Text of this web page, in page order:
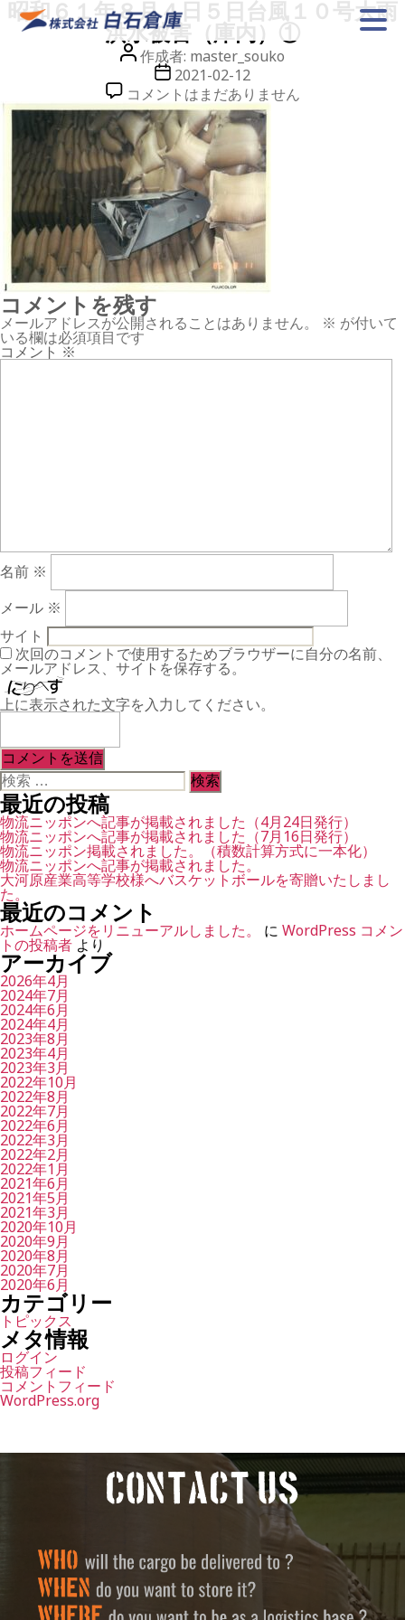
昭和６１年８月４日５日台風１０号大雨
洪水被害（庫内）①
投
稿
者
作成者: master_souko
投
稿
日
2021-02-12
昭
和
６
１
年
８
月
４
日
５
日
台
風
１
０
号
大
雨
洪
水
コメントはまだありません
コメントを残す
メールアドレスが公開されることはありません。 ※ が付いて
いる欄は必須項目です
コメント ※
名前 ※
メール ※
サイト
次回のコメントで使用するためブラウザーに自分の名前、
メールアドレス、サイトを保存する。
上に表示された文字を入力してください。
検
索
対
象:
最近の投稿
物流ニッポンへ記事が掲載されました（4月24日発行）
物流ニッポンへ記事が掲載されました（7月16日発行）
物流ニッポン掲載されました。（積数計算方式に一本化）
物流ニッポンへ記事が掲載されました。
大河原産業高等学校様へバスケットボールを寄贈いたしまし
た。
最近のコメント
ホームページをリニューアルしました。 に WordPress コメン
トの投稿者 より
アーカイブ
2026年4月
2024年7月
2024年6月
2024年4月
2023年8月
2023年4月
2023年3月
2022年10月
2022年8月
2022年7月
2022年6月
2022年3月
2022年2月
2022年1月
2021年6月
2021年5月
2021年3月
2020年10月
2020年9月
2020年8月
2020年7月
2020年6月
カテゴリー
トピックス
メタ情報
ログイン
投稿フィード
コメントフィード
WordPress.org